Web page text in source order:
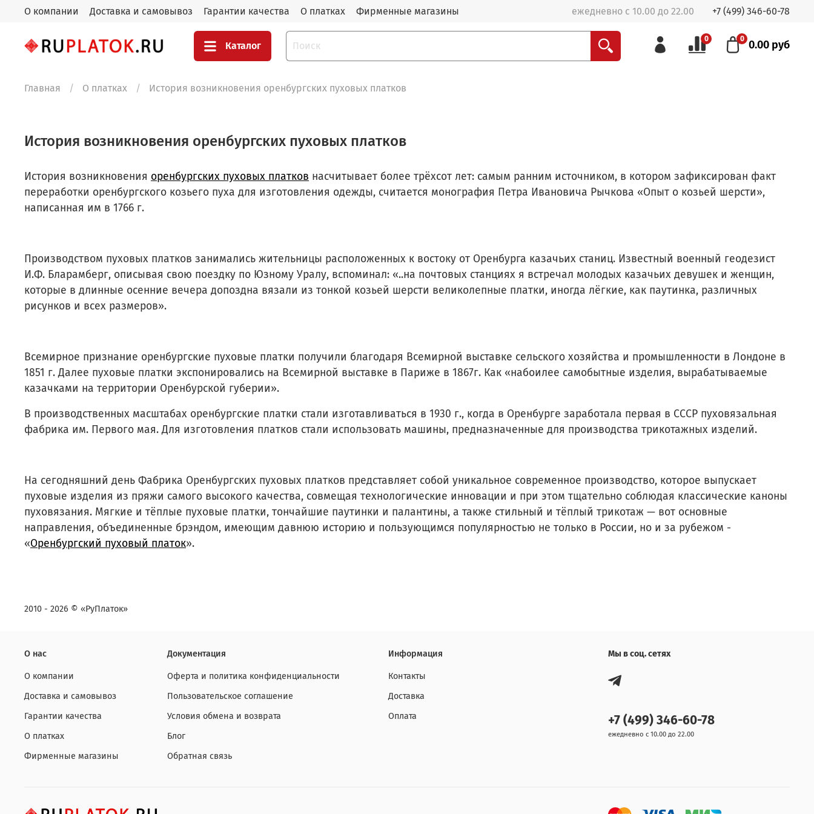
О компании Доставка и самовывоз Гарантии качества О платках Фирменные магазины ежедневно с 10.00 до 22.00 +7 (499) 346-60-78
Каталог
0 0 0.00 руб
Главная О платках История возникновения оренбургских пуховых платков
История возникновения оренбургских пуховых платков
История возникновения оренбургских пуховых платков насчитывает более трёхсот лет: самым ранним источником, в котором зафиксирован факт
переработки оренбургского козьего пуха для изготовления одежды, считается монография Петра Ивановича Рычкова «Опыт о козьей шерсти»,
написанная им в 1766 г.
Производством пуховых платков занимались жительницы расположенных к востоку от Оренбурга казачьих станиц. Известный военный геодезист
И.Ф. Бларамберг, описывая свою поездку по Юзному Уралу, вспоминал: «..на почтовых станциях я встречал молодых казачьих девушек и женщин,
которые в длинные осенние вечера допоздна вязали из тонкой козьей шерсти великолепные платки, иногда лёгкие, как паутинка, различных
рисунков и всех размеров».
Всемирное признание оренбургские пуховые платки получили благодаря Всемирной выставке сельского хозяйства и промышленности в Лондоне в
1851 г. Далее пуховые платки экспонировались на Всемирной выставке в Париже в 1867г. Как «набоилее самобытные изделия, вырабатываемые
казачками на территории Оренбурской губерии».
В производственных масштабах оренбургские платки стали изготавливаться в 1930 г., когда в Оренбурге заработала первая в СССР пуховязальная
фабрика им. Первого мая. Для изготовления платков стали использовать машины, предназначенные для производства трикотажных изделий.
На сегодняшний день Фабрика Оренбургских пуховых платков представляет собой уникальное современное производство, которое выпускает
пуховые изделия из пряжи самого высокого качества, совмещая технологические инновации и при этом тщательно соблюдая классические каноны
пуховязания. Мягкие и тёплые пуховые платки, тончайшие паутинки и палантины, а также стильный и тёплый трикотаж — вот основные
направления, объединенные брэндом, имеющим давнюю историю и пользующимся популярностью не только в России, но и за рубежом -
«Оренбургский пуховый платок».
2010 - 2026 © «РуПлаток»
О нас
О компании
Доставка и самовывоз
Гарантии качества
О платках
Фирменные магазины
Документация
Оферта и политика конфиденциальности
Пользовательское соглашение
Условия обмена и возврата
Блог
Обратная связь
Информация
Контакты
Доставка
Оплата
Мы в соц. сетях
+7 (499) 346-60-78
ежедневно с 10.00 до 22.00